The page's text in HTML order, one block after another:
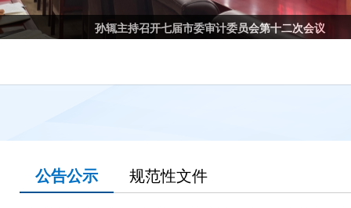
孙辄主持召开七届市委审计委员会第十二次会议
公告公示 规范性文件